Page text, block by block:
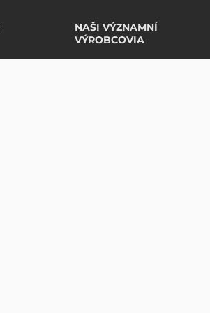
NAŠI VÝZNAMNÍ
VÝROBCOVIA